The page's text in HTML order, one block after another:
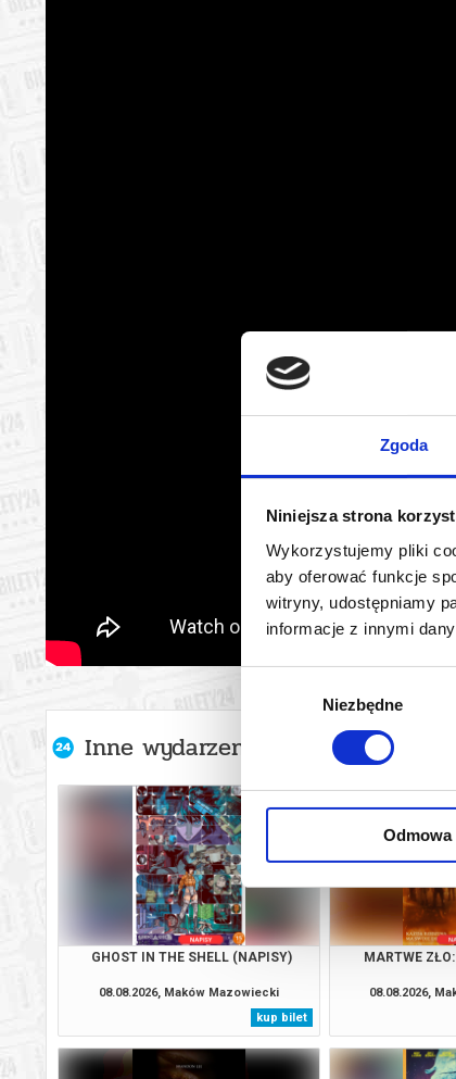
Zgoda
Niniejsza strona
Wykorzystujemy pliki
aby oferować funkcje
witryny, udostępniamy
informacje z innymi
Niezbędne
Odmowa
Inne wydarzenia organizatora
GHOST IN THE SHELL (NAPISY)
08.08.2026, Maków Mazowiecki
kup bilet
MARTWE
08.08.2026,